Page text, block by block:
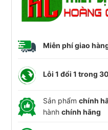
Miễn phí giao
Lỗi 1 đổi 1 trong
Sản phẩm chính
hành chính hãng